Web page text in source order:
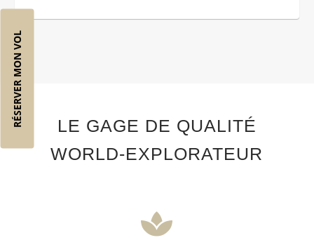
RÉSERVER MON VOL
LE GAGE DE QUALITÉ
WORLD-EXPLORATEUR